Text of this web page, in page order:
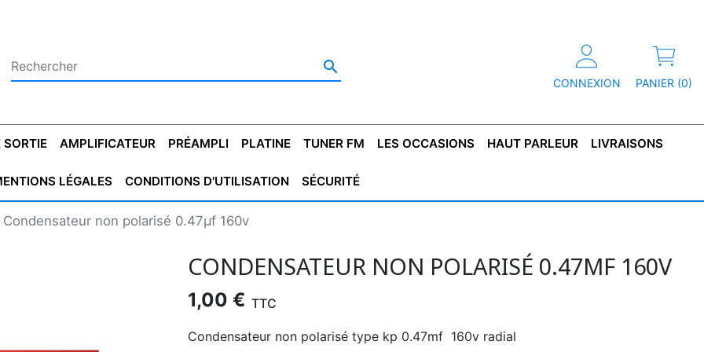

CONNEXION PANIER (0)
CONDENSATEUR
CONDENSATEUR
DE DÉMARAGE
TRANSFO DE SORTIE
POUR GUITARE
TRANSFO LINE
AMPLIFICATEUR PRÉAMPLI PLATINE TUNER FM LES OCCASIONS
PLATINES VINYLES MAGNÉTOPHONE TUNER
HAUT PARLEUR LIVRAISONS
LÉGALES CONDITIONS D'UTILISATION SÉCURITÉ
Condensateur non polarisé 0.47µf 160v
CONDENSATEUR NON POLARISÉ 0.47ΜF 160V
1,00 € TTC
Condensateur non polarisé type kp 0.47mf 160v radial